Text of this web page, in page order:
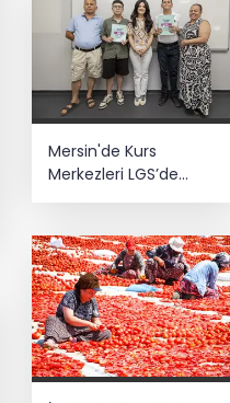
Mersin'de Kurs
Merkezleri LGS’de
büyük başarıya imza